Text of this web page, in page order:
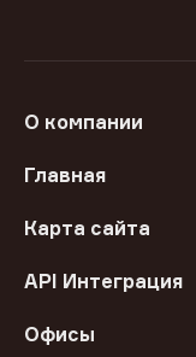
О компании
Главная
Карта сайта
API Интеграция
Офисы